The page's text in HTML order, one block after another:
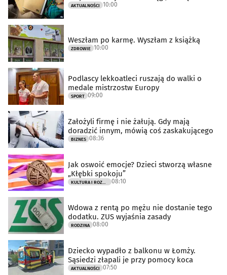
AKTUALNOŚCI 10:00
Weszłam po karmę. Wyszłam z książką
ZDROWIE 10:00
Podlascy lekkoatleci ruszają do walki o
medale mistrzostw Europy
SPORT 09:00
Założyli firmę i nie żałują. Gdy mają
doradzić innym, mówią coś zaskakującego
BIZNES 08:36
Jak oswoić emocje? Dzieci stworzą własne
„Kłębki spokoju”
08:10
Wdowa z rentą po mężu nie dostanie tego
dodatku. ZUS wyjaśnia zasady
RODZINA 08:00
Dziecko wypadło z balkonu w Łomży.
Sąsiedzi złapali je przy pomocy koca
AKTUALNOŚCI 07:50